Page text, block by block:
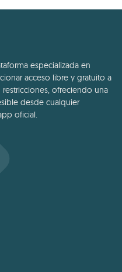
especializada en
acceso libre y gratuito a
ofreciendo una
desde cualquier
oficial.